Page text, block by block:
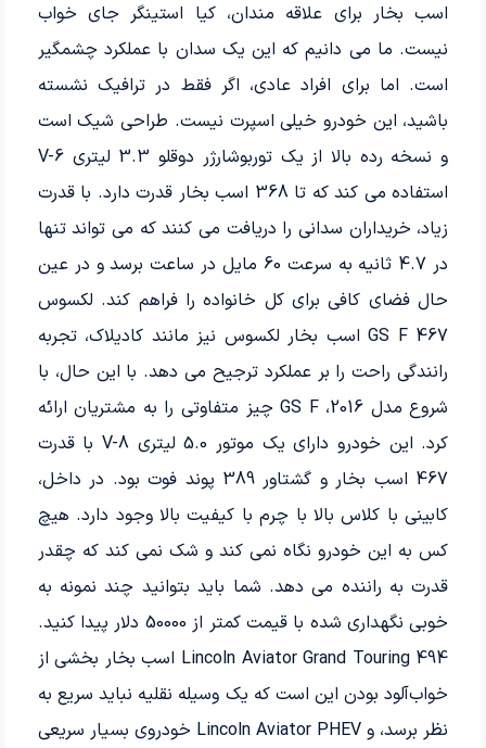
اسب بخار برای علاقه مندان، کیا استینگر جای خواب
نیست. ما می دانیم که این یک سدان با عملکرد چشمگیر
است. اما برای افراد عادی، اگر فقط در ترافیک نشسته
باشید، این خودرو خیلی اسپرت نیست. طراحی شیک است
و نسخه رده بالا از یک توربوشارژر دوقلو 3.3 لیتری V-6
استفاده می کند که تا 368 اسب بخار قدرت دارد. با قدرت
زیاد، خریداران سدانی را دریافت می کنند که می تواند تنها
در 4.7 ثانیه به سرعت 60 مایل در ساعت برسد و در عین
حال فضای کافی برای کل خانواده را فراهم کند. لکسوس
GS F 467 اسب بخار لکسوس نیز مانند کادیلاک، تجربه
رانندگی راحت را بر عملکرد ترجیح می دهد. با این حال، با
شروع مدل 2016، GS F چیز متفاوتی را به مشتریان ارائه
کرد. این خودرو دارای یک موتور 5.0 لیتری V-8 با قدرت
467 اسب بخار و گشتاور 389 پوند فوت بود. در داخل،
کابینی با کلاس بالا با چرم با کیفیت بالا وجود دارد. هیچ
کس به این خودرو نگاه نمی کند و شک نمی کند که چقدر
قدرت به راننده می دهد. شما باید بتوانید چند نمونه به
خوبی نگهداری شده با قیمت کمتر از 50000 دلار پیدا کنید.
Lincoln Aviator Grand Touring 494 اسب بخار بخشی از
خواب‌آلود بودن این است که یک وسیله نقلیه نباید سریع به
نظر برسد، و Lincoln Aviator PHEV خودروی بسیار سریعی